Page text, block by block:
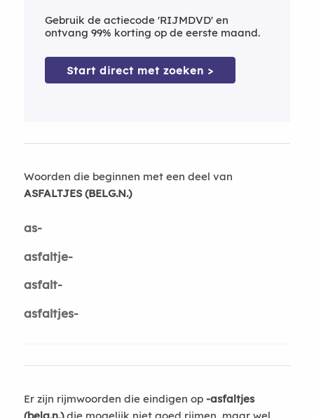
Gebruik de actiecode 'RIJMDVD' en
ontvang 99% korting op de eerste maand.
Start direct met zoeken >
Woorden die beginnen met een deel van
ASFALTJES (BELG.N.)
as-
asfaltje-
asfalt-
asfaltjes-
Er zijn rijmwoorden die eindigen op -asfaltjes